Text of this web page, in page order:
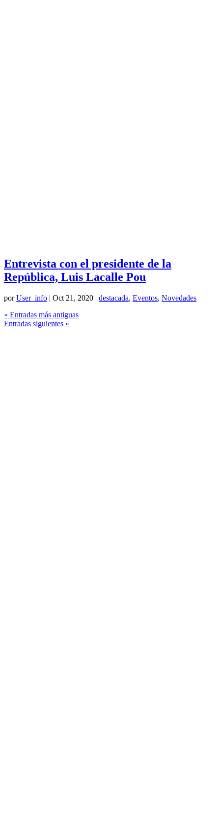
Entrevista con el presidente de la
República, Luis Lacalle Pou
porUser_info | Oct 21, 2020 | destacada, Eventos, Novedades
« Entradas más antiguas
Entradas siguientes »